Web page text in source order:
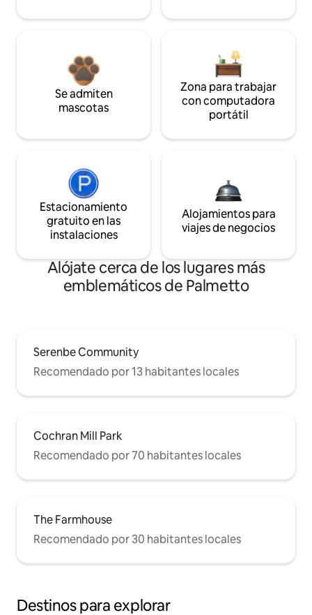
Se admiten
mascotas
Zona para trabajar
con computadora
portátil
Estacionamiento
gratuito en las
instalaciones
Alojamientos para
viajes de negocios
Alójate cerca de los lugares más
emblemáticos de Palmetto
Serenbe Community
Recomendado por 13 habitantes locales
Cochran Mill Park
Recomendado por 70 habitantes locales
The Farmhouse
Recomendado por 30 habitantes locales
Destinos para explorar